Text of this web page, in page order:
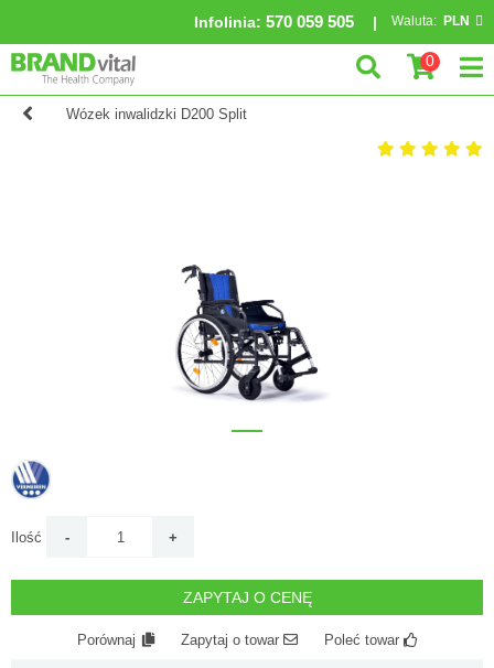
Infolinia: 570 059 505 Waluta: PLN
0
Wózek inwalidzki D200 Split
Ilość
ZAPYTAJ O CENĘ
Porównaj Zapytaj o towar Poleć towar